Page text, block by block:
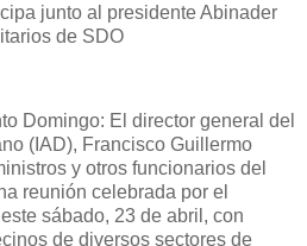
junto al presidente Abinader
de SDO
Domingo: El director general del
(IAD), Francisco Guillermo
y otros funcionarios del
reunión celebrada por el
sábado, 23 de abril, con
de diversos sectores de